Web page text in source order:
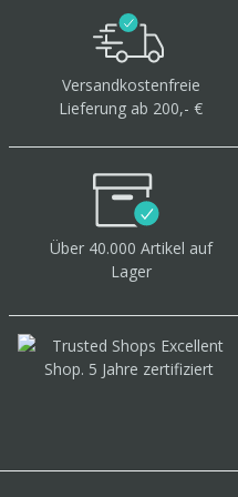
Versandkostenfreie
Lieferung ab 200,- €
Über 40.000 Artikel auf
Lager